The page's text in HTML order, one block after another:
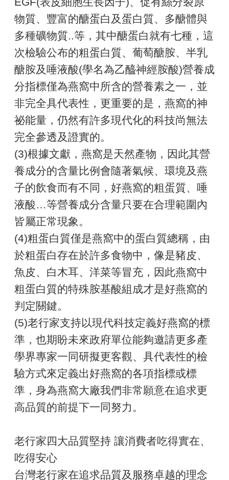
物質、豐富的醣蛋白及蛋白質、多醣體與
多種礦物質..等，其中醣蛋白就有七種，這
次檢驗公布的粗蛋白質、葡萄醣胺、半乳
醣胺及唾液酸(學名為乙醯神經胺酸)營養成
分指標僅為燕窩中所含的營養素之一，並
非完全具代表性，更重要的是，燕窩的神
祕能量，仍然有許多現代化的科技尚無法
完全參透及證實的。
(3)根據文獻，燕窩是天然產物，因此其營
養成分的含量比例會隨著氣候、環境及燕
子的飲食而有不同，好燕窩的粗蛋質、唾
液酸…等營養成分含量只要在合理範圍內
皆屬正常現象。
(4)粗蛋白質僅是燕窩中的蛋白質總稱，由
於粗蛋白存在於許多食物中，像是豬皮、
魚皮、白木耳、洋菜等冒充，因此燕窩中
粗蛋白質的特殊胺基酸組成才是好燕窩的
判定關鍵。
(5)老行家支持以現代科技定義好燕窩的標
準，也期盼未來政府單位能夠邀請更多產
學界專家一同研擬更客觀、具代表性的檢
驗方式來定義出好燕窩的各項指標或標
準，身為燕窩大廠我們非常願意在追求更
高品質的前提下一同努力。
老行家四大品質堅持 讓消費者吃得實在、
吃得安心
台灣老行家在追求品質及服務卓越的理念